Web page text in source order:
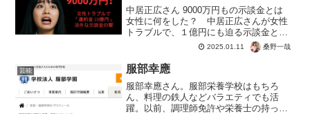
中居正広さん 9000万円もの示談金とは
女性に何をした？ 中居正広さんが女性
トラブルで、１億円にも迫る示談金とい
う驚きのニュース。被害者の１人である
渡邊渚さんのPTSDの原因ともされていま
す。ジャニー喜多川さんの児童への性加
害でも、スポン...
2025.01.11 桑野一哉
芸能 服部幸應
服部幸應さん。服部栄養学校はもちろ
ん、料理の鉄人などバラエティでも活
躍。以前、調理師免許や栄養士の持って